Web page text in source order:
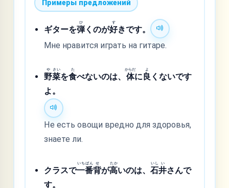
Примеры предложений
ギターを弾
ひ
くのが好
す
きです。
Мне нравится играть на гитаре.
野
や
菜
さい
を食
た
べないのは、 体
からだ
に良
よ
くないです
よ。
Не есть овощи вредно для здоровья,
знаете ли.
クラスで一
いち
番
ばん
背
せ
が高
たか
いのは、石
いし
井
い
さんで
す。